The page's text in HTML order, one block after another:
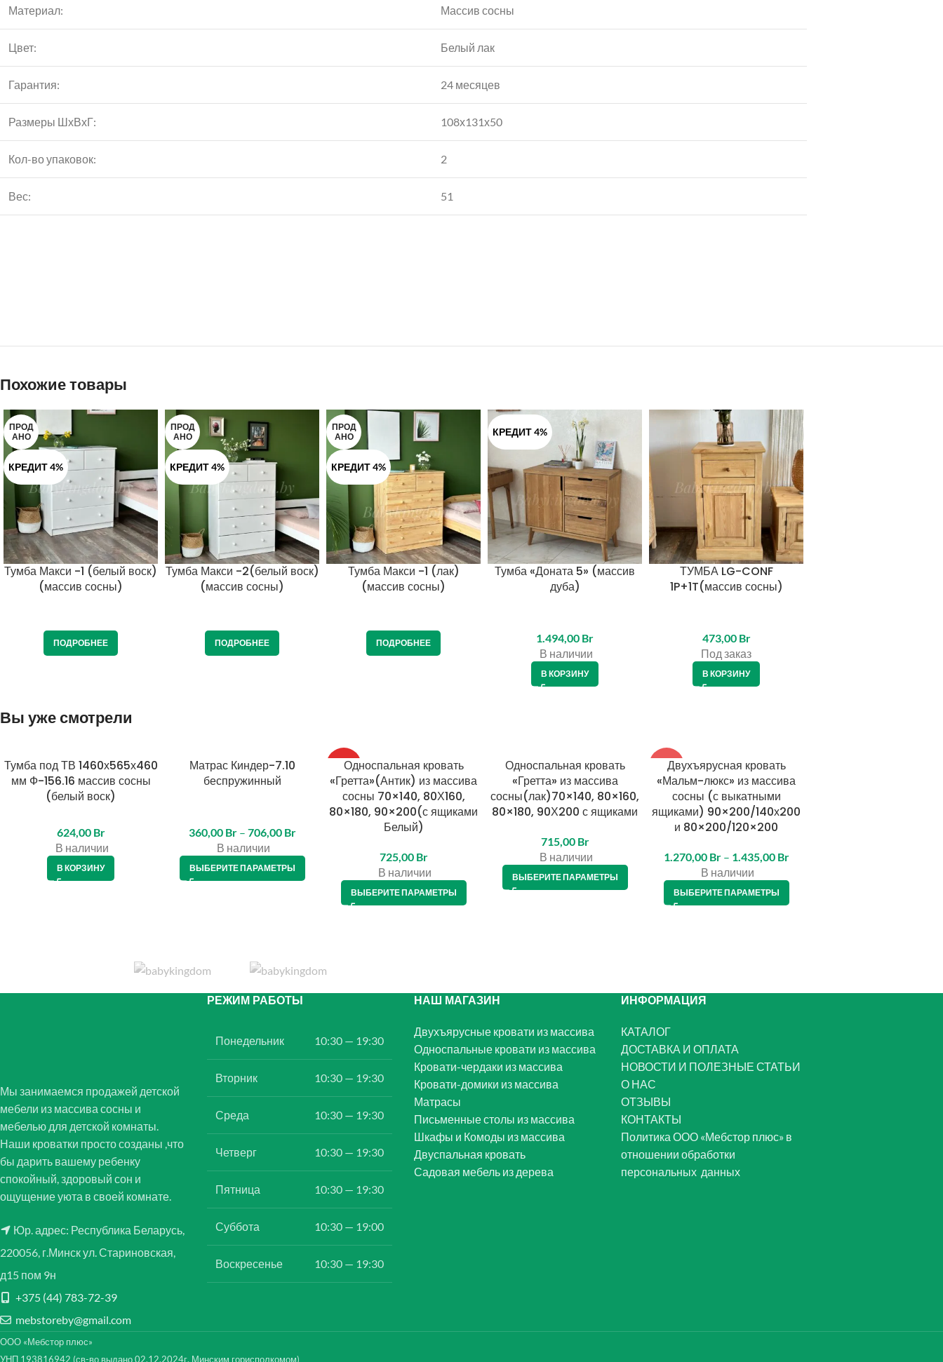
Материал: Массив сосны
Цвет: Белый лак
Гарантия: 24 месяцев
Размеры ШхВхГ: 108х131х50
Кол-во упаковок: 2
Вес: 51
Похожие товары
ПРОД
АНО
КРЕДИТ 4%
Тумба Макси -1 (белый воск)
(массив сосны)
ПОДРОБНЕЕ
ПРОД
АНО
КРЕДИТ 4%
Тумба Макси -2(белый воск)
(массив сосны)
ПОДРОБНЕЕ
ПРОД
АНО
КРЕДИТ 4%
Тумба Макси -1 (лак)
(массив сосны)
ПОДРОБНЕЕ
КРЕДИТ 4%
Тумба «Доната 5» (массив
дуба)
1.494,00 Br
В наличии
В КОРЗИНУ
ТУМБА LG-CONF
1P+1T(массив сосны)
473,00 Br
Под заказ
В КОРЗИНУ
Вы уже смотрели
КРЕДИТ 4%
Тумба под ТВ 1460х565х460
мм Ф-156.16 массив сосны
(белый воск)
624,00 Br
В наличии
В КОРЗИНУ
Матрас Киндер-7.10
беспружинный
360,00 Br – 706,00 Br
В наличии
ВЫБЕРИТЕ ПАРАМЕТРЫ
ТОП
Односпальная кровать
«Гретта»(Антик) из массива
сосны 70×140, 80Х160,
80×180, 90×200(с ящиками
Белый)
725,00 Br
В наличии
ВЫБЕРИТЕ ПАРАМЕТРЫ
Односпальная кровать
«Гретта» из массива
сосны(лак)70×140, 80×160,
80×180, 90Х200 с ящиками
715,00 Br
В наличии
ВЫБЕРИТЕ ПАРАМЕТРЫ
-11%
Двухъярусная кровать
«Мальм-люкс» из массива
сосны (с выкатными
ящиками) 90×200/140х200
и 80×200/120×200
1.270,00 Br – 1.435,00 Br
В наличии
ВЫБЕРИТЕ ПАРАМЕТРЫ
Мы занимаемся продажей детской
мебели из массива сосны и
мебелью для детской комнаты.
Наши кроватки просто созданы ,что
бы дарить вашему ребенку
спокойный, здоровый сон и
ощущение уюта в своей комнате.
Юр. адрес: Республика Беларусь,
220056, г.Минск ул. Стариновская,
д15 пом 9н
+375 (44) 783-72-39
mebstoreby@gmail.com
РЕЖИМ РАБОТЫ
Понедельник 10:30 — 19:30
Вторник 10:30 — 19:30
Среда 10:30 — 19:30
Четверг 10:30 — 19:30
Пятница 10:30 — 19:30
Суббота 10:30 — 19:00
Воскресенье 10:30 — 19:30
НАШ МАГАЗИН
Двухъярусные кровати из массива
Односпальные кровати из массива
Кровати-чердаки из массива
Кровати-домики из массива
Матрасы
Письменные столы из массива
Шкафы и Комоды из массива
Двуспальная кровать
Садовая мебель из дерева
ИНФОРМАЦИЯ
КАТАЛОГ
ДОСТАВКА И ОПЛАТА
НОВОСТИ И ПОЛЕЗНЫЕ СТАТЬИ
О НАС
ОТЗЫВЫ
КОНТАКТЫ
Политика ООО «Мебстор плюс» в
отношении обработки
персональных данных
ООО «Мебстор плюс»
УНП 193816942 (св-во выдано 02.12.2024г. Минским горисполкомом)